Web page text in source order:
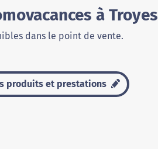
à Troyes
dans le point de vente.
produits et prestations